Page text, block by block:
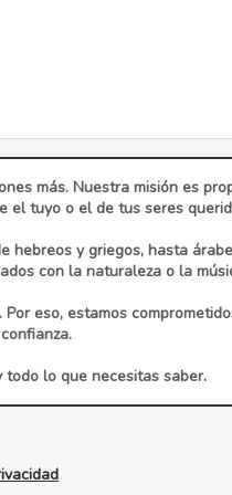
más. Nuestra misión es
el tuyo o el de tus seres
y griegos, hasta
con la naturaleza o la
eso, estamos
lo que necesitas saber.